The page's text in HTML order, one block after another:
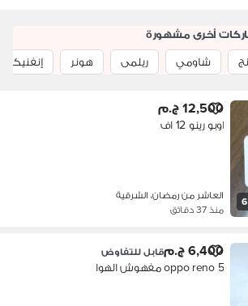
أخرى مشهورة
شاومي ريلمى هونر
6
12,500 ج.م
اوبو رينو 12 اف
العاشر من رمضان، الشرقية
منذ 37 دقائق
6,400 ج.م قابل للتفاوض
oppo reno 5 مفهوش الهوا